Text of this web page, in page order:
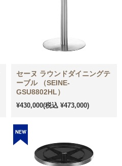
セーヌ ラウンドダイニングテ
ーブル （SEINE-
GSU8802HL）
¥430,000(税込 ¥473,000)